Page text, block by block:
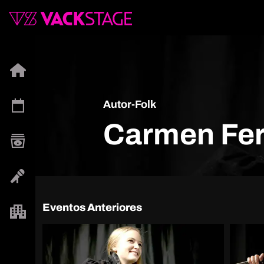
Autor-Folk
Carmen
Eventos Anteriores